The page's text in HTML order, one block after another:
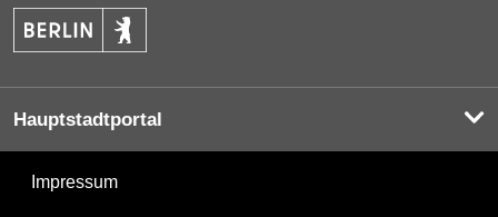
Hauptstadtportal
Impressum